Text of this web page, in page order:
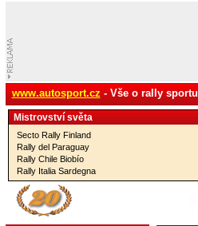
www.autosport.cz - Vše o rally sportu
Mistrovství­ světa
Secto Rally Finland
Rally del Paraguay
Rally Chile Biobío
Rally Italia Sardegna